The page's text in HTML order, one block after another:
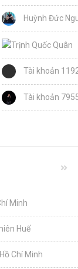
Huỳnh Đức
Tài khoản
Tài khoản
Minh
Huế
Chí Minh